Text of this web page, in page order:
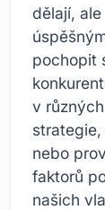
dělají,
pochopit
v
nebo
faktorů
našich